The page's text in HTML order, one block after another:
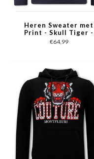
Heren Sweater met
Print - Skull Tiger -
3680 - Rood
€64,99